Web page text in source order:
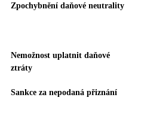
Zpochybnění daňové neutrality
Nemožnost uplatnit daňové
ztráty
Sankce za nepodaná přiznání